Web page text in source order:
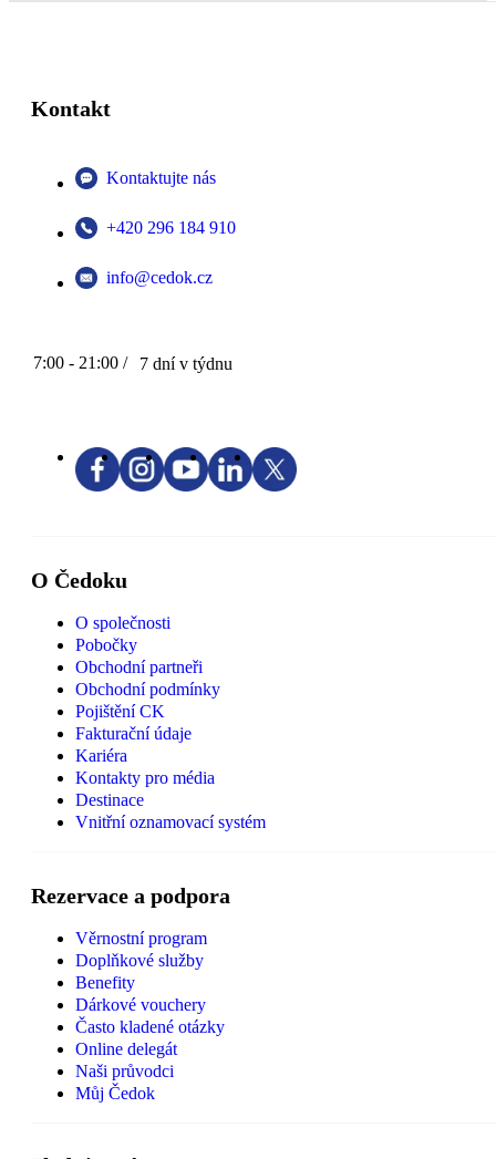
Kontakt
Kontaktujte nás
+420 296 184 910
info@cedok.cz
7:00 - 21:00 / 7 dní v týdnu
O Čedoku
O společnosti
Pobočky
Obchodní partneři
Obchodní podmínky
Pojištění CK
Fakturační údaje
Kariéra
Kontakty pro média
Destinace
Vnitřní oznamovací systém
Rezervace a podpora
Věrnostní program
Doplňkové služby
Benefity
Dárkové vouchery
Často kladené otázky
Online delegát
Naši průvodci
Můj Čedok